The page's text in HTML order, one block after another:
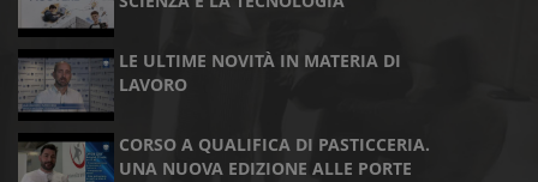
LE ULTIME NOVITÀ IN MATERIA DI
LAVORO
CORSO A QUALIFICA DI PASTICCERIA.
UNA NUOVA EDIZIONE ALLE PORTE